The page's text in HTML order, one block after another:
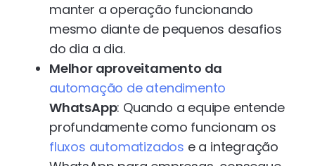
manter a operação funcionando
mesmo diante de pequenos desafios
do dia a dia.
Melhor aproveitamento da
automação de atendimento
WhatsApp: Quando a equipe entende
profundamente como funcionam os
fluxos automatizados e a integração